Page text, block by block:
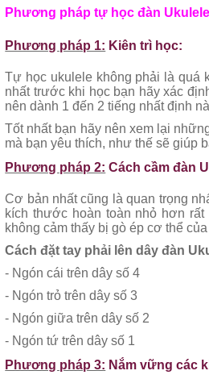
Phương pháp tự học đàn
Phương pháp 1: Kiên trì học:
Tự học ukulele không phải là quá
nhất trước khi học bạn hãy xác
nên dành 1 đến 2 tiếng nhất định
Tốt nhất bạn hãy nên xem lại
mà bạn yêu thích, như thế sẽ giúp
Phương pháp 2: Cách cầm đàn
Cơ bản nhất cũng là quan trọng
kích thước hoàn toàn nhỏ hơn
không cảm thấy bị gò ép cơ thể
Cách đặt tay phải lên dây đàn
- Ngón cái trên dây số 4
- Ngón trỏ trên dây số 3
- Ngón giữa trên dây số 2
- Ngón tứ trên dây số 1
Phương pháp 3: Nắm vững các